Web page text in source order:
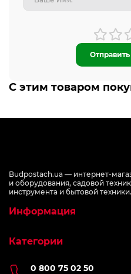
С этим товаром
Budpostach.ua — интернет-
и оборудования, садовой
инструмента и бытовой техники.
0 800 75 02 50
Информация
Категории